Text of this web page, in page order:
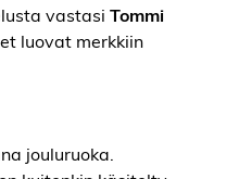
vastasi Tommi
luovat merkkiin
jouluruoka.